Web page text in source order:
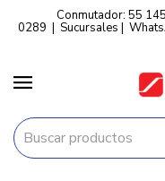
Conmutador: 55
0289 | Sucursales |